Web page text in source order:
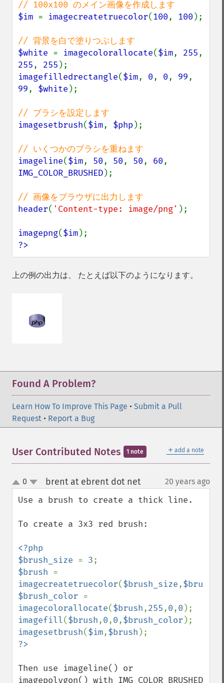
$im = imagecreatetruecolor(100, 100 );
$white = imagecolorallocate($im, 255
255, 255
imagefilledrectangle($im, 0, 0, 99
99, $white );
imagesetbrush($im, $php );
imageline($im, 50, 50, 50, 60
IMG_COLOR_BRUSHED);
header( 'Content-type: image/png' );
imagepng($im
?>
上の例の出力は、 たとえば以下のようになります。
Found A Problem?
Learn How To Improve This Page • Submit a Pull
Request • Report a Bug
＋ add a note
User Contributed Notes 1 note
up
down
0 brent at ebrent dot net¶ 20 years ago
Use a brush to create a thick line.
To create a 3x3 red brush:
<?php
$brush_size = 3
$brush
imagecreatetruecolor($brush_size,
$brush_color
imagecolorallocate($brush,255,0,0
imagefill($brush,0,0,$brush_color
imagesetbrush($im,$brush
Then use imageline() or
imagepolygon() with IMG_COLOR_BRUSHED